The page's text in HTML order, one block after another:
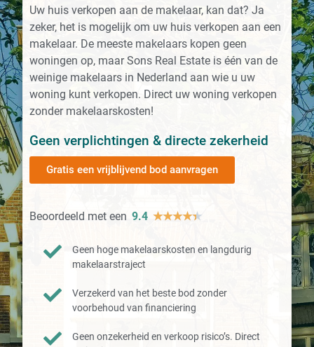
Uw huis verkopen aan de makelaar, kan dat? Ja
zeker, het is mogelijk om uw huis verkopen aan een
makelaar. De meeste makelaars kopen geen
woningen op, maar Sons Real Estate is één van de
weinige makelaars in Nederland aan wie u uw
woning kunt verkopen. Direct uw woning verkopen
zonder makelaarskosten!
Geen verplichtingen & directe zekerheid
Gratis een vrijblijvend bod aanvragen
Beoordeeld met een 9.4 ★★★★★
Geen hoge makelaarskosten en langdurig
makelaarstraject
Verzekerd van het beste bod zonder
voorbehoud van financiering
Geen onzekerheid en verkoop risico’s. Direct